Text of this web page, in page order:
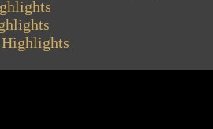
Highlights